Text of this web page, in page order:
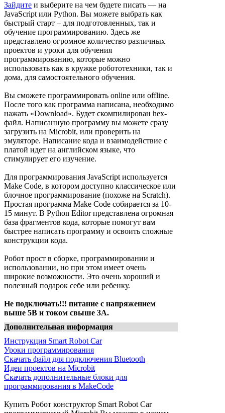
Зайдите и выберите на чем будете писать — на
JavaScript или Python. Вы можете выбрать как
быстрый старт – для подготовленных, так и
обучение программированию. Здесь же
представлено огромное количество различных
проектов и уроки для обучения
программированию, которые можно
использовать как в кружке робототехники, так и
дома, для самостоятельного обучения.
Вы сможете программировать online или offline.
После того как программа написана, необходимо
нажать «Download». Будет скомпилирован hex-
файл. Написанную программу вы можете сразу
загрузить на Microbit, или проверить на
эмуляторе. Написание кода и взаимодействие с
платой идет на английском языке, что
стимулирует его изучение.
Для программирования JavaScript используется
Make Code, в котором доступно классическое или
блочное программирование (похоже на Scratch).
Простая программа Make Code собирается за 10-
15 минут. В Python Editor представлена огромная
база фрагментов кода, которые помогут вам
быстрее написать программу и освоить сложные
конструкции кода.
Робот прост в сборке, программировании и
использовании, но при этом имеет очень
широкие возможности. Это очень хороший и
полезный подарок себе или ребенку.
Не подключать!!! питание с напряжением
выше 5В и током свыше 3А.
Дополнительная информация
Инструкция Smart Robot Car
Уроки программирования
Скачать файл для подключения Bluetooth
Идеи проектов на Microbit
Скачать дополнительные блоки для
программирования в MakeCode
Купить Робот конструктор Smart Robot Car